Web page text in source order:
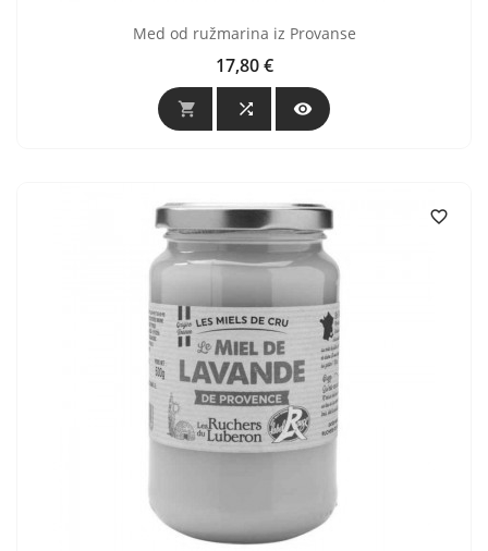
Med od ružmarina iz Provanse
Cijena
17,80 €
  
